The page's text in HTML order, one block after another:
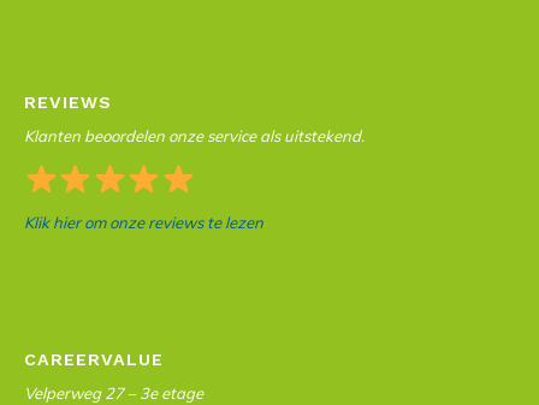
REVIEWS
Klanten beoordelen onze service als uitstekend.
Klik hier om onze reviews te lezen
CAREERVALUE
Velperweg 27 – 3e etage